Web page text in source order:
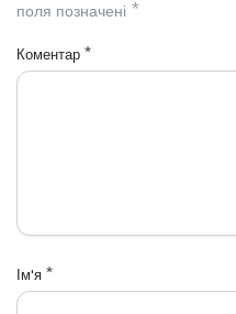
поля позначені *
Коментар *
Ім'я *